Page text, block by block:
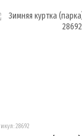
28692